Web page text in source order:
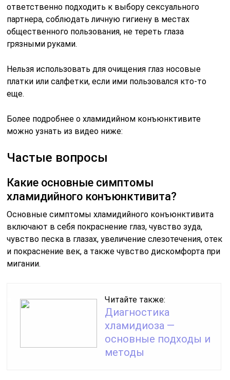
ответственно подходить к выбору сексуального
партнера, соблюдать личную гигиену в местах
общественного пользования, не тереть глаза
грязными руками.
Нельзя использовать для очищения глаз носовые
платки или салфетки, если ими пользовался кто-то
еще.
Более подробнее о хламидийном конъюнктивите
можно узнать из видео ниже:
Частые вопросы
Какие основные симптомы
хламидийного конъюнктивита?
Основные симптомы хламидийного конъюнктивита
включают в себя покраснение глаз, чувство зуда,
чувство песка в глазах, увеличение слезотечения, отек
и покраснение век, а также чувство дискомфорта при
мигании.
Читайте также:
Диагностика
хламидиоза —
основные подходы и
методы